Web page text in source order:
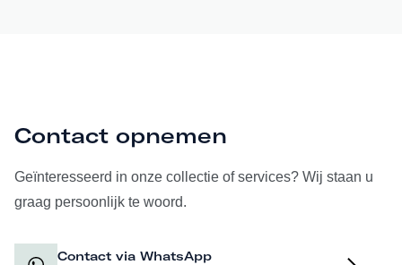
Contact opnemen
Geïnteresseerd in onze collectie of services? Wij staan u
graag persoonlijk te woord.
Contact via WhatsApp